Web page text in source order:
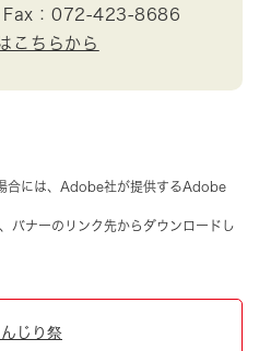
Fax：072-423-8686
こちらから
合には、Adobe社が提供するAdobe
ナーのリンク先からダウンロードし
じり祭